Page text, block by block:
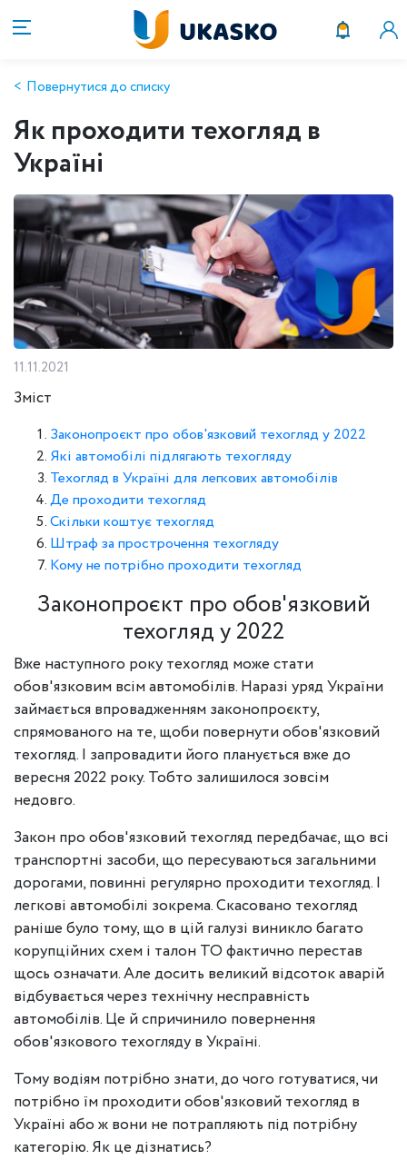
Повернутися до списку
Як проходити техогляд в
Україні
11.11.2021
Зміст
Законопроєкт про обов'язковий техогляд у 2022
Які автомобілі підлягають техогляду
Техогляд в Україні для легкових автомобілів
Де проходити техогляд
Скільки коштує техогляд
Штраф за прострочення техогляду
Кому не потрібно проходити техогляд
Законопроєкт про обов'язковий
техогляд у 2022
Вже наступного року техогляд може стати
обов'язковим всім автомобілів. Наразі уряд України
займається впровадженням законопроєкту,
спрямованого на те, щоби повернути обов'язковий
техогляд. І запровадити його планується вже до
вересня 2022 року. Тобто залишилося зовсім
недовго.
Закон про обов'язковий техогляд передбачає, що всі
транспортні засоби, що пересуваються загальними
дорогами, повинні регулярно проходити техогляд. І
легкові автомобілі зокрема. Скасовано техогляд
раніше було тому, що в цій галузі виникло багато
корупційних схем і талон ТО фактично перестав
щось означати. Але досить великий відсоток аварій
відбувається через технічну несправність
автомобілів. Це й спричинило повернення
обов'язкового техогляду в Україні.
Тому водіям потрібно знати, до чого готуватися, чи
потрібно їм проходити обов'язковий техогляд в
Україні або ж вони не потрапляють під потрібну
категорію. Як це дізнатись?